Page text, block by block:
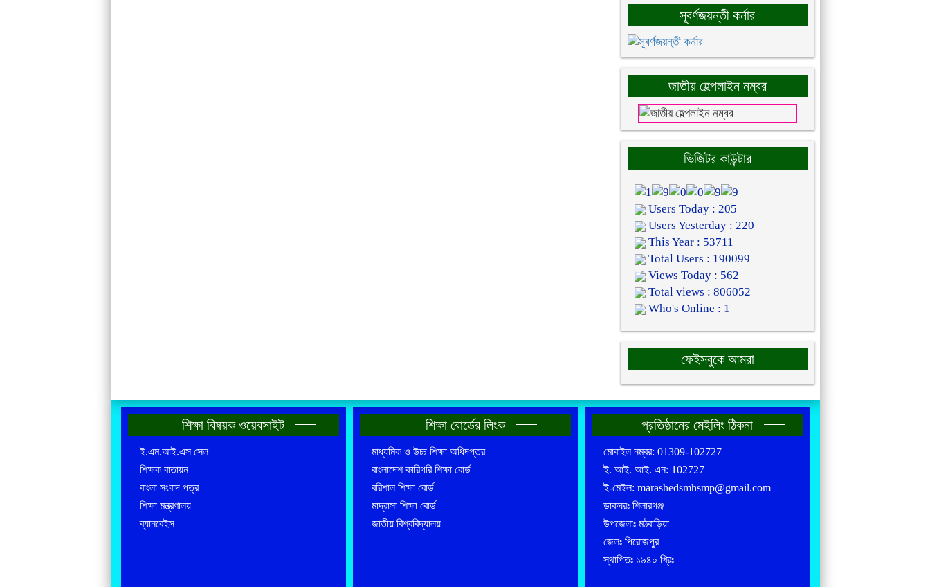
সূবর্ণজয়ন্তী কর্নার
জাতীয় হেল্পলাইন নম্বর
ভিজিটর কাউন্টার
Users Today : 205
Users Yesterday : 220
This Year : 53711
Total Users : 190099
Views Today : 562
Total views : 806052
Who's Online : 1
ফেইসবুকে আমরা
শিক্ষা বিষয়ক ওয়েবসাইট
ই.এম.আই.এস সেল
শিক্ষক বাতায়ন
বাংলা সংবাদ পত্র
শিক্ষা মন্ত্রণালয়
ব্যানবেইস
শিক্ষা বোর্ডের লিংক
মাধ্যমিক ও উচ্চ শিক্ষা অধিদপ্তর
বাংলাদেশ কারিগরি শিক্ষা বোর্ড
বরিশাল শিক্ষা বোর্ড
মাদ্রাসা শিক্ষা বোর্ড
জাতীয় বিশ্ববিদ্যালয়
প্রতিষ্ঠানের মেইলিং ঠিকনা
মোবাইল নম্বর: 01309-102727
ই. আই. আই. এন: 102727
ই-মেইল: marashedsmhsmp@gmail.com
ডাকঘরঃ শিলারগঞ্জ
উপজেলাঃ মঠবাড়িয়া
জেলঃ পিরোজপুর
স্থাপিতঃ ১৯৪০ খ্রিঃ